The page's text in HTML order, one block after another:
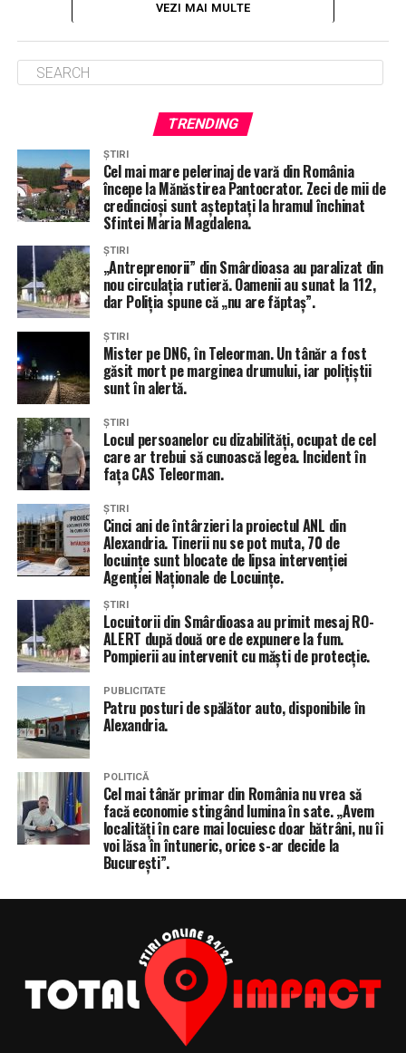
VEZI MAI MULTE
TRENDING
ȘTIRI
Cel mai mare pelerinaj de vară din România
începe la Mănăstirea Pantocrator. Zeci de mii de
credincioși sunt așteptați la hramul închinat
Sfintei Maria Magdalena.
ȘTIRI
„Antreprenorii” din Smârdioasa au paralizat din
nou circulația rutieră. Oamenii au sunat la 112,
dar Poliția spune că „nu are făptaș”.
ȘTIRI
Mister pe DN6, în Teleorman. Un tânăr a fost
găsit mort pe marginea drumului, iar polițiștii
sunt în alertă.
ȘTIRI
Locul persoanelor cu dizabilități, ocupat de cel
care ar trebui să cunoască legea. Incident în
fața CAS Teleorman.
ȘTIRI
Cinci ani de întârzieri la proiectul ANL din
Alexandria. Tinerii nu se pot muta, 70 de
locuințe sunt blocate de lipsa intervenției
Agenției Naționale de Locuințe.
ȘTIRI
Locuitorii din Smârdioasa au primit mesaj RO-
ALERT după două ore de expunere la fum.
Pompierii au intervenit cu măști de protecție.
PUBLICITATE
Patru posturi de spălător auto, disponibile în
Alexandria.
POLITICĂ
Cel mai tânăr primar din România nu vrea să
facă economie stingând lumina în sate. „Avem
localități în care mai locuiesc doar bătrâni, nu îi
voi lăsa în întuneric, orice s-ar decide la
București”.